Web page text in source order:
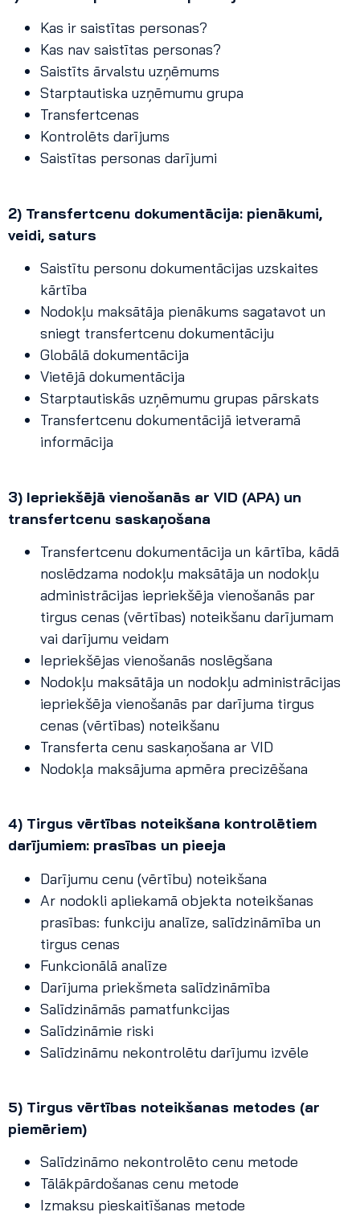
Kas ir saistītas personas?
Kas nav saistītas personas?
Saistīts ārvalstu uzņēmums
Starptautiska uzņēmumu grupa
Transfertcenas
Kontrolēts darījums
Saistītas personas darījumi
2) Transfertcenu dokumentācija: pienākumi,
veidi, saturs
Saistītu personu dokumentācijas uzskaites
kārtība
Nodokļu maksātāja pienākums sagatavot un
sniegt transfertcenu dokumentāciju
Globālā dokumentācija
Vietējā dokumentācija
Starptautiskās uzņēmumu grupas pārskats
Transfertcenu dokumentācijā ietveramā
informācija
3) Iepriekšējā vienošanās ar VID (APA) un
transfertcenu saskaņošana
Transfertcenu dokumentācija un kārtība, kādā
noslēdzama nodokļu maksātāja un nodokļu
administrācijas iepriekšēja vienošanās par
tirgus cenas (vērtības) noteikšanu darījumam
vai darījumu veidam
Iepriekšējas vienošanās noslēgšana
Nodokļu maksātāja un nodokļu administrācijas
iepriekšēja vienošanās par darījuma tirgus
cenas (vērtības) noteikšanu
Transferta cenu saskaņošana ar VID
Nodokļa maksājuma apmēra precizēšana
4) Tirgus vērtības noteikšana kontrolētiem
darījumiem: prasības un pieeja
Darījumu cenu (vērtību) noteikšana
Ar nodokli apliekamā objekta noteikšanas
prasības: funkciju analīze, salīdzināmība un
tirgus cenas
Funkcionālā analīze
Darījuma priekšmeta salīdzināmība
Salīdzināmās pamatfunkcijas
Salīdzināmie riski
Salīdzināmu nekontrolētu darījumu izvēle
5) Tirgus vērtības noteikšanas metodes (ar
piemēriem)
Salīdzināmo nekontrolēto cenu metode
Tālākpārdošanas cenu metode
Izmaksu pieskaitīšanas metode